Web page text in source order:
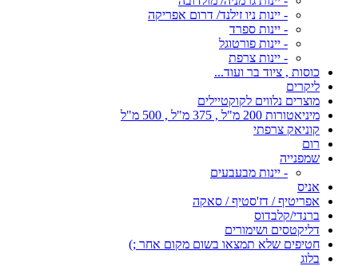
- יינות ניו זילנד/ דרום אפריקה
- יינות ספרד
- יינות פורטוגל
- יינות צרפת
כוסות , ציוד בר ועוד...
ליקרים
מוצרים נלווים לקוקטיילים
מיניאטורות 200 מ"ל , 375 מ"ל , 500 מ"ל
קוניאק צרפתי
רום
שמפנייה
- יינות מבעבעים
אניס
אפריטיף / דז'סטיף / סאקה
ברנדי/קלבדוס
דליקטסים ושימורים
חטיפים שלא תמצאו בשום מקום אחר ;)
בלוג